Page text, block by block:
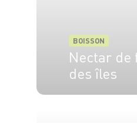
BOISSON
Nectar de
des îles